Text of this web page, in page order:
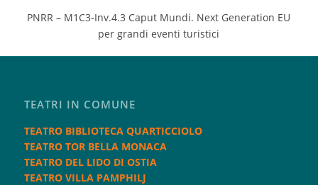
PNRR – M1C3-Inv.4.3 Caput Mundi. Next Generation EU
per grandi eventi turistici
TEATRI IN COMUNE
TEATRO BIBLIOTECA QUARTICCIOLO
TEATRO TOR BELLA MONACA
TEATRO DEL LIDO DI OSTIA
TEATRO VILLA PAMPHILJ